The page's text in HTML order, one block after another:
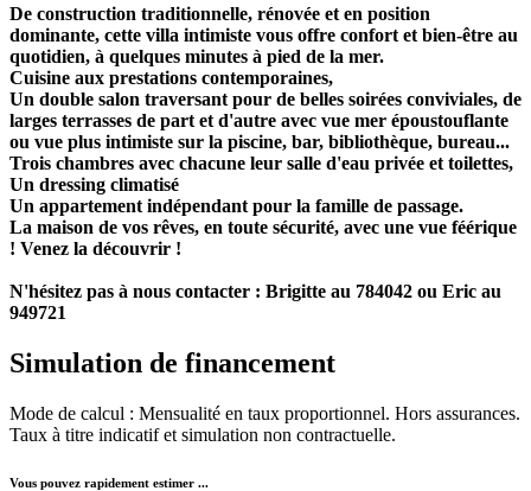
De construction traditionnelle, rénovée et en position
dominante, cette villa intimiste vous offre confort et bien-être au
quotidien, à quelques minutes à pied de la mer.
Cuisine aux prestations contemporaines,
Un double salon traversant pour de belles soirées conviviales, de
larges terrasses de part et d'autre avec vue mer époustouflante
ou vue plus intimiste sur la piscine, bar, bibliothèque, bureau...
Trois chambres avec chacune leur salle d'eau privée et toilettes,
Un dressing climatisé
Un appartement indépendant pour la famille de passage.
La maison de vos rêves, en toute sécurité, avec une vue féérique
! Venez la découvrir !
N'hésitez pas à nous contacter : Brigitte au 784042 ou Eric au
949721
Simulation de financement
Mode de calcul : Mensualité en taux proportionnel. Hors assurances.
Taux à titre indicatif et simulation non contractuelle.
Vous pouvez rapidement estimer ...